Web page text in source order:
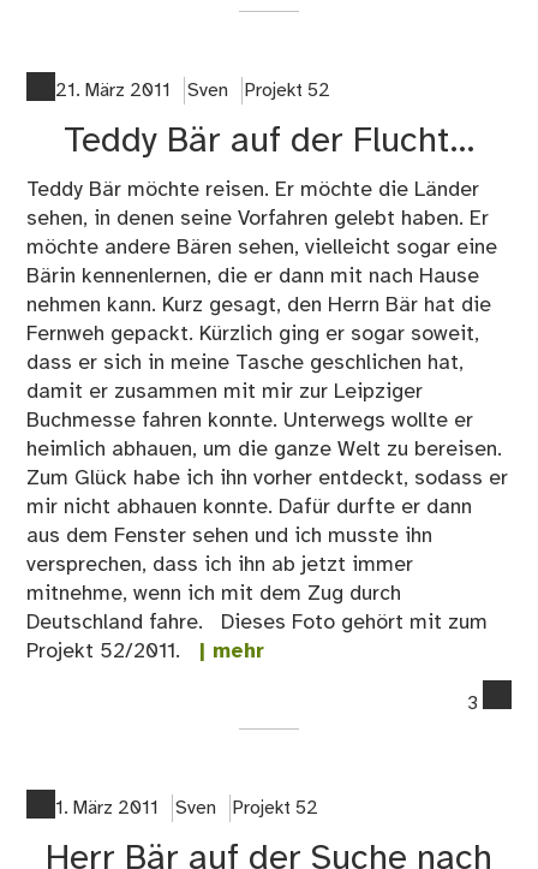
21. März 2011 Sven Projekt 52
Teddy Bär auf der Flucht…
Teddy Bär möchte reisen. Er möchte die Länder
sehen, in denen seine Vorfahren gelebt haben. Er
möchte andere Bären sehen, vielleicht sogar eine
Bärin kennenlernen, die er dann mit nach Hause
nehmen kann. Kurz gesagt, den Herrn Bär hat die
Fernweh gepackt. Kürzlich ging er sogar soweit,
dass er sich in meine Tasche geschlichen hat,
damit er zusammen mit mir zur Leipziger
Buchmesse fahren konnte. Unterwegs wollte er
heimlich abhauen, um die ganze Welt zu bereisen.
Zum Glück habe ich ihn vorher entdeckt, sodass er
mir nicht abhauen konnte. Dafür durfte er dann
aus dem Fenster sehen und ich musste ihn
versprechen, dass ich ihn ab jetzt immer
mitnehme, wenn ich mit dem Zug durch
Deutschland fahre. Dieses Foto gehört mit zum
Projekt 52/2011.
| mehr
3
1. März 2011 Sven Projekt 52
Herr Bär auf der Suche nach